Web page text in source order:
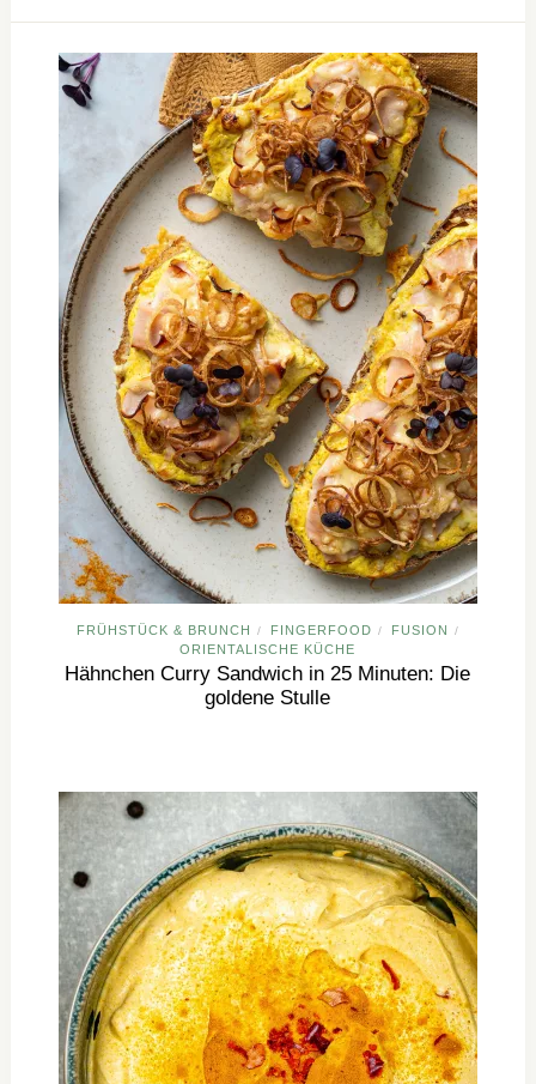
FRÜHSTÜCK & BRUNCH / FINGERFOOD / FUSION /
ORIENTALISCHE KÜCHE
Hähnchen Curry Sandwich in 25 Minuten: Die
goldene Stulle